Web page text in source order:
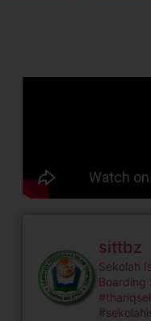
sittbz
Sekolah
Boarding